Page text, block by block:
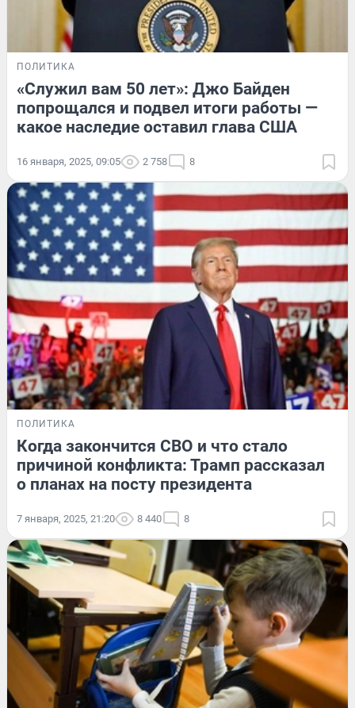
ПОЛИТИКА
«Служил вам 50 лет»: Джо Байден
попрощался и подвел итоги работы —
какое наследие оставил глава США
16 января, 2025, 09:05 2 758 8
ПОЛИТИКА
Когда закончится СВО и что стало
причиной конфликта: Трамп рассказал
о планах на посту президента
7 января, 2025, 21:20 8 440 8